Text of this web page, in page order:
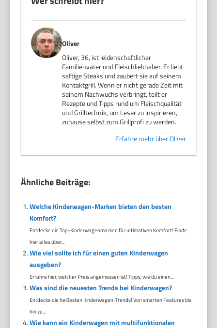
Oliver
Oliver, 36, ist leidenschaftlicher
Familienvater und Fleischliebhaber. Er liebt
saftige Steaks und zaubert sie auf seinem
Kontaktgrill. Wenn er nicht gerade Zeit mit
seinem Nachwuchs verbringt, teilt er
Rezepte und Tipps rund um Fleischqualität
und Grilltechnik, um Leser zu inspirieren,
zuhause selbst zum Grillprofi zu werden.
Erfahre mehr über Oliver
Ähnliche Beiträge:
Welche Kinderwagen-Marken bieten den besten
Komfort?
Entdecke die Top-Kinderwagenmarken für ultimativen Komfort! Finde
hier alles über...
Wie viel sollte ich für einen guten Kinderwagen
ausgeben?
Erfahre hier, welcher Preis angemessen ist! Tipps, wie du einen...
Was sind die neuesten Trends bei Kinderwagen?
Entdecke die heißesten Kinderwagen-Trends! Von smarten Features bis
hin zu...
Wie kann ein Kinderwagen mit multifunktionalen